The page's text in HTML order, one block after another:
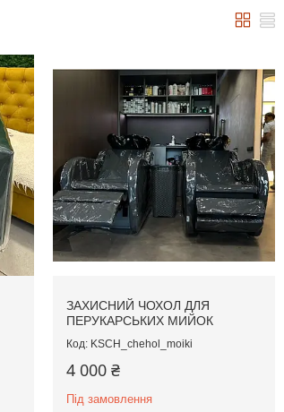
ЗАХИСНИЙ ЧОХОЛ ДЛЯ
ПЕРУКАРСЬКИХ МИЙОК
KSCH_chehol_moiki
4 000 ₴
Під замовлення